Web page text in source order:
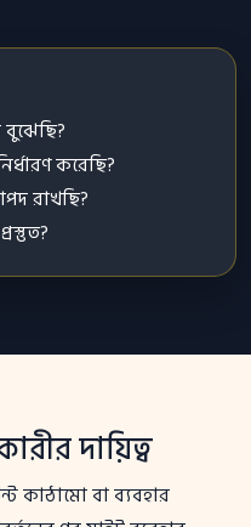
করেছি?
রাখছি?
দায়িত্ব
কাঠামো বা ব্যবহার